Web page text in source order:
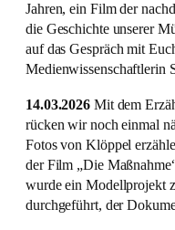
Jahren, ein Film der
die Geschichte unserer
auf das Gespräch mit
Medienwissenschaftlerin
14.03.2026 Mit dem
rücken wir noch einmal
Fotos von Klöppel
der Film „Die
wurde ein Modellprojekt
durchgeführt, der